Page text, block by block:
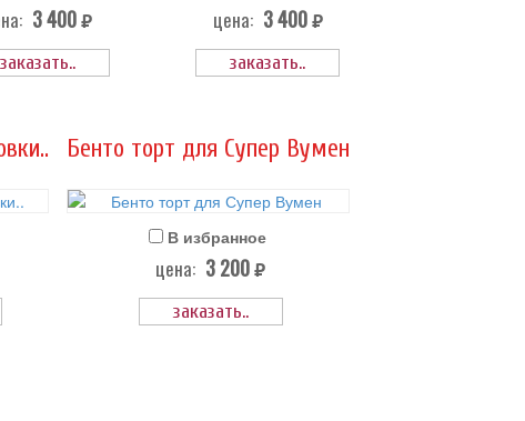
3 400 руб.
заказать..
цена: 3 400 руб.
заказать..
Бенто торт для Супер Вумен
В избранное
цена: 3 200 руб.
заказать..